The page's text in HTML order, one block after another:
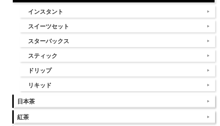
インスタント
スイーツセット
スターバックス
スティック
ドリップ
リキッド
日本茶
紅茶